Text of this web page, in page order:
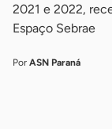
2021 e 2022,
Espaço Sebrae
Por ASN Paraná